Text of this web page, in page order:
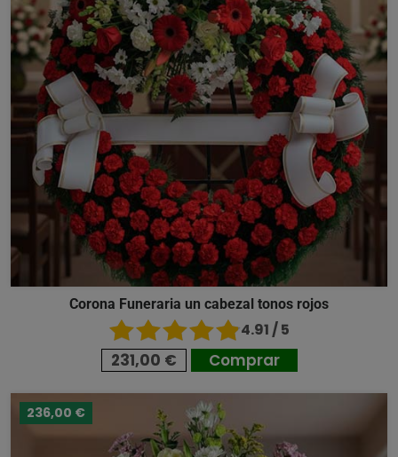
Corona Funeraria un cabezal tonos rojos
4.91 / 5
231,00 € Comprar
236,00 €